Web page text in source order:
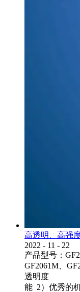
高透明、高强
2022 - 11 - 22
产品型号：
GF2061M、
透明度
能 2）优秀的